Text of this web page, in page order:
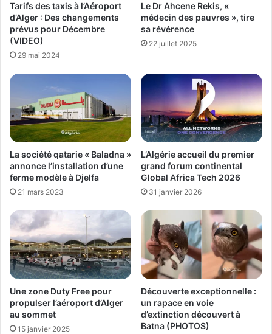
Tarifs des taxis à l’Aéroport
d’Alger : Des changements
prévus pour Décembre
(VIDEO)
29 mai 2024
Le Dr Ahcene Rekis, «
médecin des pauvres », tire
sa révérence
22 juillet 2025
La société qatarie « Baladna »
annonce l’installation d’une
ferme modèle à Djelfa
21 mars 2023
L’Algérie accueil du premier
grand forum continental
Global Africa Tech 2026
31 janvier 2026
Une zone Duty Free pour
propulser l’aéroport d’Alger
au sommet
15 janvier 2025
Découverte exceptionnelle :
un rapace en voie
d’extinction découvert à
Batna (PHOTOS)